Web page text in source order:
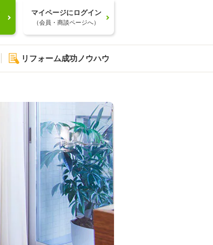
マイページにログイン
（会員・商談ページへ）
リフォーム成功ノウハウ